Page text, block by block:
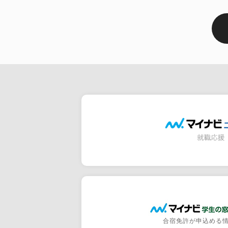
合宿免許が申込める